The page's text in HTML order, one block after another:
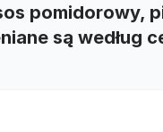
pomidorowy,
są według